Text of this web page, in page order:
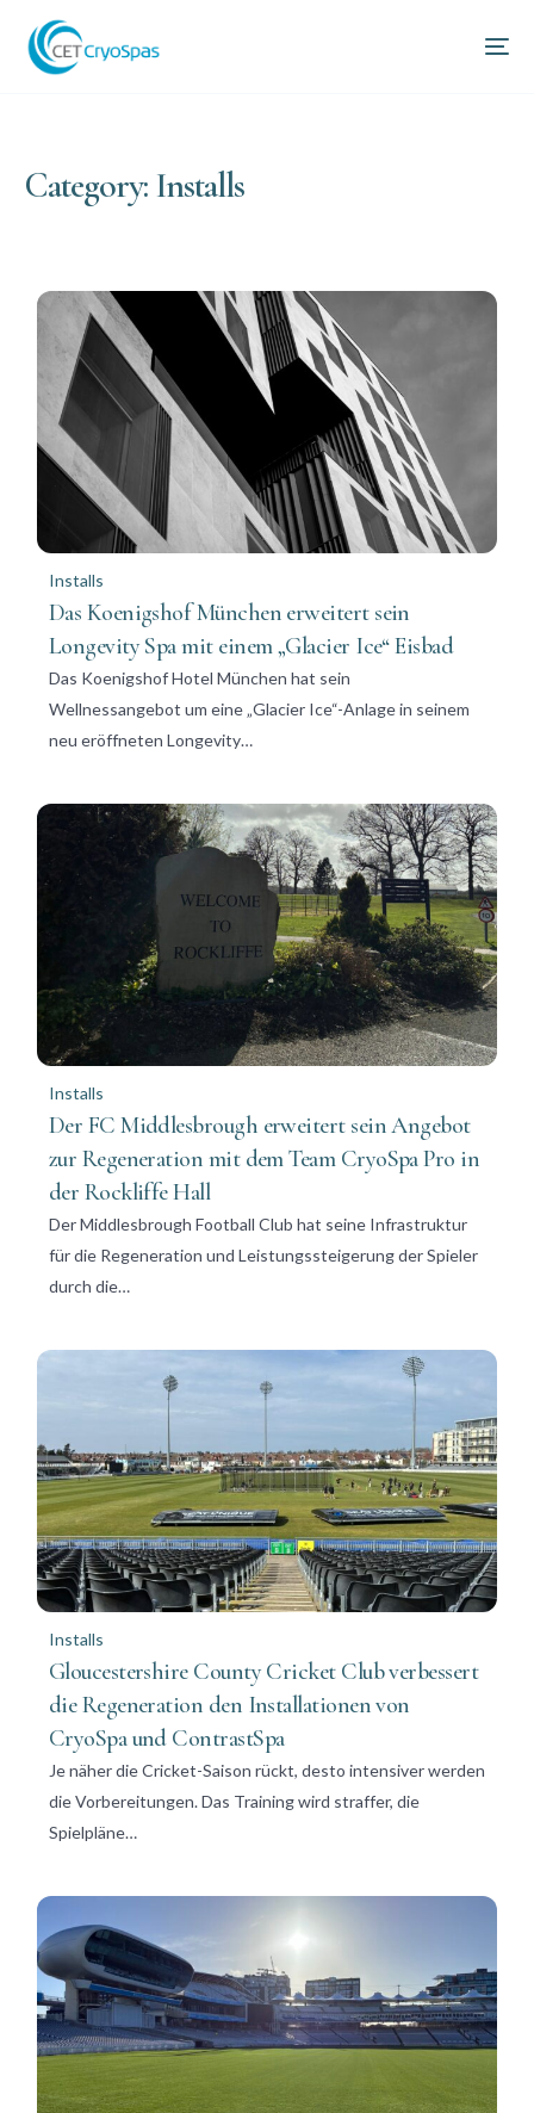
Category: Installs
Installs
Das Koenigshof München erweitert sein
Longevity Spa mit einem „Glacier Ice“ Eisbad
Das Koenigshof Hotel München hat sein
Wellnessangebot um eine „Glacier Ice“-Anlage in seinem
neu eröffneten Longevity…
Installs
Der FC Middlesbrough erweitert sein Angebot
zur Regeneration mit dem Team CryoSpa Pro in
der Rockliffe Hall
Der Middlesbrough Football Club hat seine Infrastruktur
für die Regeneration und Leistungssteigerung der Spieler
durch die…
Installs
Gloucestershire County Cricket Club verbessert
die Regeneration den Installationen von
CryoSpa und ContrastSpa
Je näher die Cricket-Saison rückt, desto intensiver werden
die Vorbereitungen. Das Training wird straffer, die
Spielpläne…